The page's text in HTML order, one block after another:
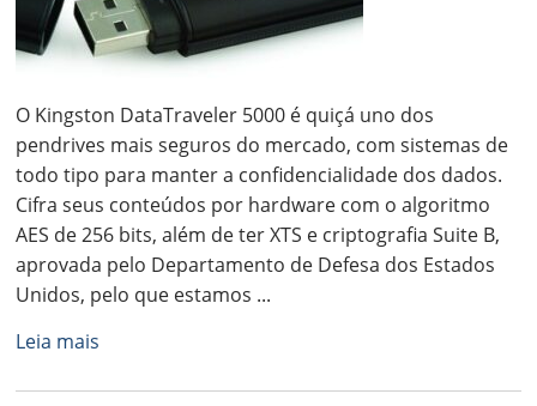
O Kingston DataTraveler 5000 é quiçá uno dos
pendrives mais seguros do mercado, com sistemas de
todo tipo para manter a confidencialidade dos dados.
Cifra seus conteúdos por hardware com o algoritmo
AES de 256 bits, além de ter XTS e criptografia Suite B,
aprovada pelo Departamento de Defesa dos Estados
Unidos, pelo que estamos ...
Leia mais